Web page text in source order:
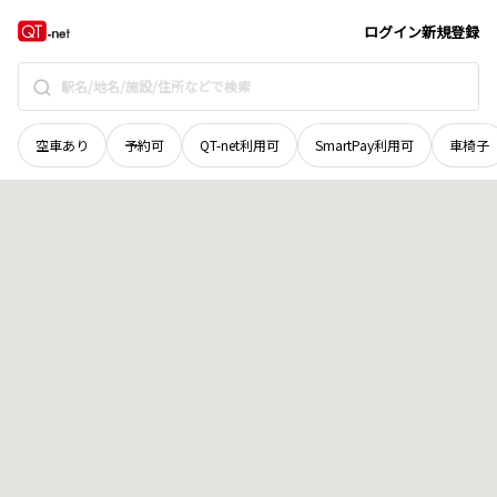
ログイン新規登録
空車あり 予約可 QT-net利用可 SmartPay利用可 車椅子
岡山県